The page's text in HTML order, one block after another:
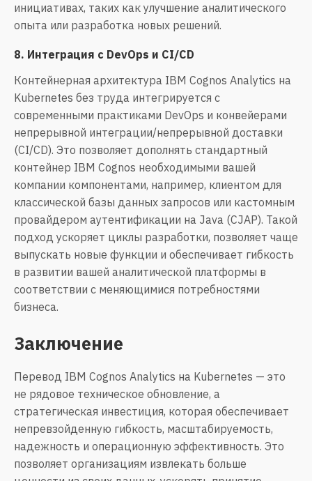
инициативах, таких как улучшение аналитического
опыта или разработка новых решений.
8. Интеграция с DevOps и CI/CD
Контейнерная архитектура IBM Cognos Analytics на
Kubernetes без труда интегрируется с
современными практиками DevOps и конвейерами
непрерывной интеграции/непрерывной доставки
(CI/CD). Это позволяет дополнять стандартный
контейнер IBM Cognos необходимыми вашей
компании компонентами, например, клиентом для
классической базы данных запросов или кастомным
провайдером аутентификации на Java (CJAP). Такой
подход ускоряет циклы разработки, позволяет чаще
выпускать новые функции и обеспечивает гибкость
в развитии вашей аналитической платформы в
соответствии с меняющимися потребностями
бизнеса.
Заключение
Перевод IBM Cognos Analytics на Kubernetes — это
не рядовое техническое обновление, а
стратегическая инвестиция, которая обеспечивает
непревзойденную гибкость, масштабируемость,
надежность и операционную эффективность. Это
позволяет организациям извлекать больше